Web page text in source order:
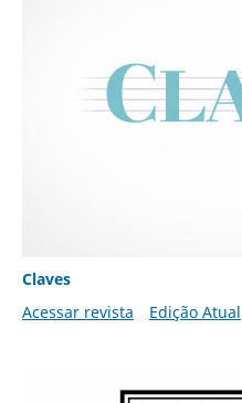
Claves
Acessar revista
Edição Atual